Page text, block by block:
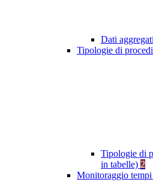
Dati
Tipologie di
Tipologie di
in tabelle) 2
Monitoraggio